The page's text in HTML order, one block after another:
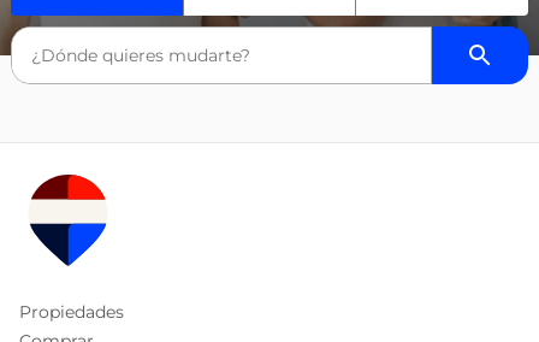
Propiedades